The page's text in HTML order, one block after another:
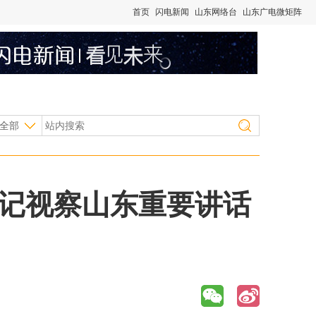
首页 闪电新闻 山东网络台 山东广电微矩阵
部
视察山东重要讲话